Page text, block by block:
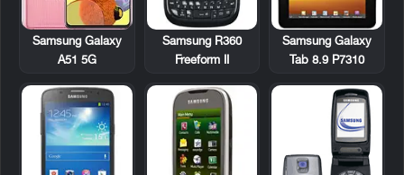
Samsung Galaxy
Tab 8.9 P7310
Samsung R360
Freeform II
Samsung Galaxy
A51 5G